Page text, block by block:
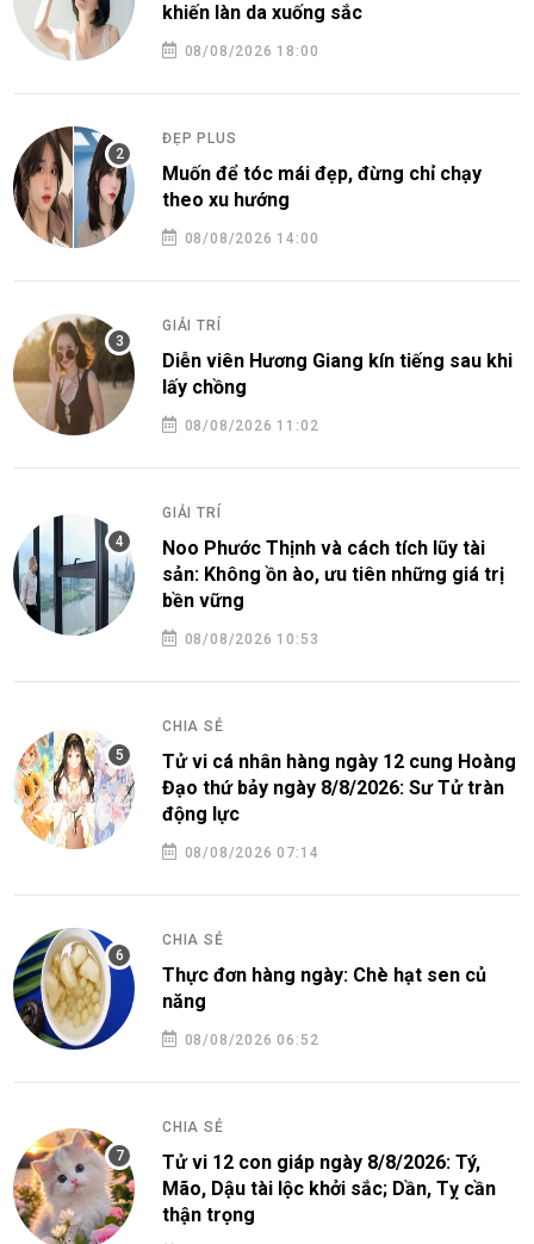
khiến làn da xuống sắc
08/08/2026 18:00
ĐẸP PLUS
Muốn để tóc mái đẹp, đừng chỉ chạy
theo xu hướng
08/08/2026 14:00
GIẢI TRÍ
Diễn viên Hương Giang kín tiếng sau khi
lấy chồng
08/08/2026 11:02
GIẢI TRÍ
Noo Phước Thịnh và cách tích lũy tài
sản: Không ồn ào, ưu tiên những giá trị
bền vững
08/08/2026 10:53
CHIA SẺ
Tử vi cá nhân hàng ngày 12 cung Hoàng
Đạo thứ bảy ngày 8/8/2026: Sư Tử tràn
động lực
08/08/2026 07:14
CHIA SẺ
Thực đơn hàng ngày: Chè hạt sen củ
năng
08/08/2026 06:52
CHIA SẺ
Tử vi 12 con giáp ngày 8/8/2026: Tý,
Mão, Dậu tài lộc khởi sắc; Dần, Tỵ cần
thận trọng